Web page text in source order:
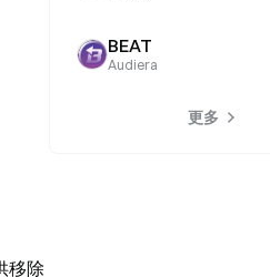
移除
BEAT
Audiera
更多